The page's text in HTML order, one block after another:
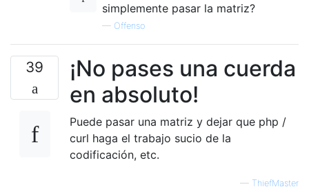
simplemente pasar la matriz?
— Offenso
39
¡No pases una cuerda
en absoluto!
Puede pasar una matriz y dejar que php /
curl haga el trabajo sucio de la
codificación, etc.
— ThiefMaster